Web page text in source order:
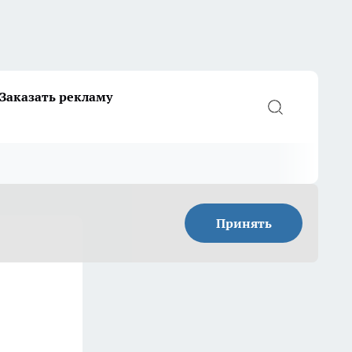
Заказать рекламу
Принять